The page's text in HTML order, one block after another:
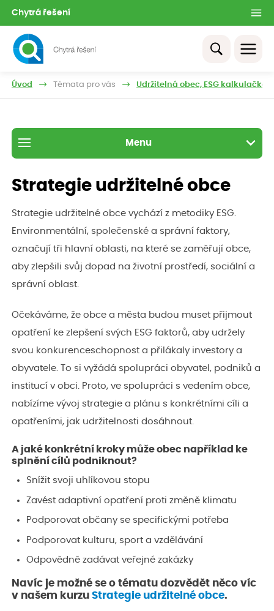
Chytrá řešení
Úvod Témata pro vás Udržitelná obec, ESG kalkulačka,
Menu
Strategie udržitelné obce
Strategie udržitelné obce vychází z metodiky ESG.
Environmentální, společenské a správní faktory,
označují tři hlavní oblasti, na které se zaměřují obce,
aby zlepšili svůj dopad na životní prostředí, sociální a
správní oblast.
Očekáváme, že obce a města budou muset přijmout
opatření ke zlepšení svých ESG faktorů, aby udržely
svou konkurenceschopnost a přilákaly investory a
obyvatele. To si vyžádá spolupráci obyvatel, podniků a
institucí v obci. Proto, ve spolupráci s vedením obce,
nabízíme vývoj strategie a plánu s konkrétními cíli a
opatřeními, jak udržitelnosti dosáhnout.
A jaké konkrétní kroky může obec například ke
splnění cílů podniknout?
Snížit svoji uhlíkovou stopu
Zavést adaptivní opatření proti změně klimatu
Podporovat občany se specifickými potřeba
Podporovat kulturu, sport a vzdělávání
Odpovědně zadávat veřejné zakázky
Navíc je možné se o tématu dozvědět něco víc
v našem kurzu Strategie udržitelné obce.